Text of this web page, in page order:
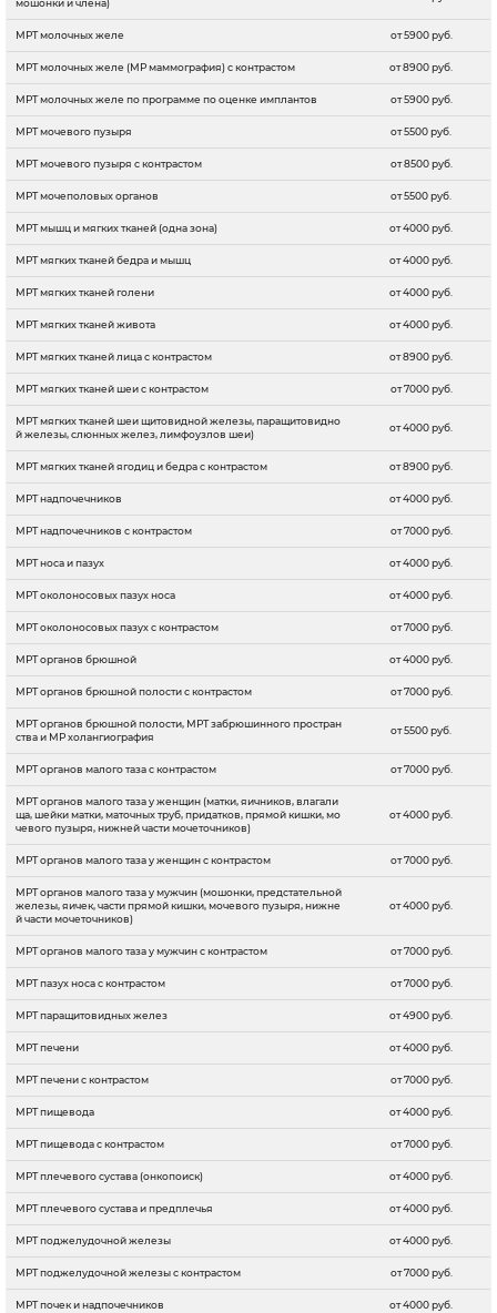
МРТ молочных желе от 5900 руб.
МРТ молочных желе (МР маммография) с контрастом от 8900 руб.
МРТ молочных желе по программе по оценке имплантов от 5900 руб.
МРТ мочевого пузыря от 5500 руб.
МРТ мочевого пузыря с контрастом от 8500 руб.
МРТ мочеполовых органов от 5500 руб.
МРТ мышц и мягких тканей (одна зона) от 4000 руб.
МРТ мягких тканей бедра и мышц от 4000 руб.
МРТ мягких тканей голени от 4000 руб.
МРТ мягких тканей живота от 4000 руб.
МРТ мягких тканей лица с контрастом от 8900 руб.
МРТ мягких тканей шеи с контрастом от 7000 руб.
МРТ мягких тканей шеи щитовидной железы, паращитовидно
й железы, слюнных желез, лимфоузлов шеи)
от 4000 руб.
МРТ мягких тканей ягодиц и бедра с контрастом от 8900 руб.
МРТ надпочечников от 4000 руб.
МРТ надпочечников с контрастом от 7000 руб.
МРТ носа и пазух от 4000 руб.
МРТ околоносовых пазух носа от 4000 руб.
МРТ околоносовых пазух с контрастом от 7000 руб.
МРТ органов брюшной от 4000 руб.
МРТ органов брюшной полости с контрастом от 7000 руб.
МРТ органов брюшной полости, МРТ забрюшинного простран
ства и МР холангиография
от 5500 руб.
МРТ органов малого таза с контрастом от 7000 руб.
МРТ органов малого таза у женщин (матки, яичников, влагали
ща, шейки матки, маточных труб, придатков, прямой кишки, мо
чевого пузыря, нижней части мочеточников)
от 4000 руб.
МРТ органов малого таза у женщин с контрастом от 7000 руб.
МРТ органов малого таза у мужчин (мошонки, предстательной
железы, яичек, части прямой кишки, мочевого пузыря, нижне
й части мочеточников)
от 4000 руб.
МРТ органов малого таза у мужчин с контрастом от 7000 руб.
МРТ пазух носа с контрастом от 7000 руб.
МРТ паращитовидных желез от 4900 руб.
МРТ печени от 4000 руб.
МРТ печени с контрастом от 7000 руб.
МРТ пищевода от 4000 руб.
МРТ пищевода с контрастом от 7000 руб.
МРТ плечевого сустава (онкопоиск) от 4000 руб.
МРТ плечевого сустава и предплечья от 4000 руб.
МРТ поджелудочной железы от 4000 руб.
МРТ поджелудочной железы с контрастом от 7000 руб.
МРТ почек и надпочечников от 4000 руб.